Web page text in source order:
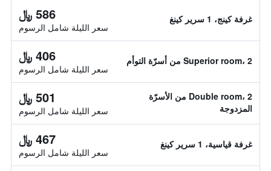
غرفة كينج، 1 سرير كينغ 586 ﷼
سعر الليلة شامل الرسوم
Superior room، 2 من أسرّة التوأم 406 ﷼
سعر الليلة شامل الرسوم
Double room، 2 من الأسرّة
المزدوجة
501 ﷼
سعر الليلة شامل الرسوم
غرفة قياسية، 1 سرير كينغ 467 ﷼
سعر الليلة شامل الرسوم